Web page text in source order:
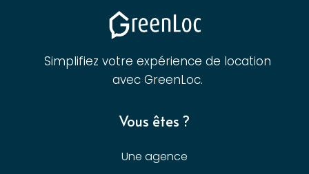
Simplifiez votre expérience de location
avec GreenLoc.
Vous êtes ?
Une agence